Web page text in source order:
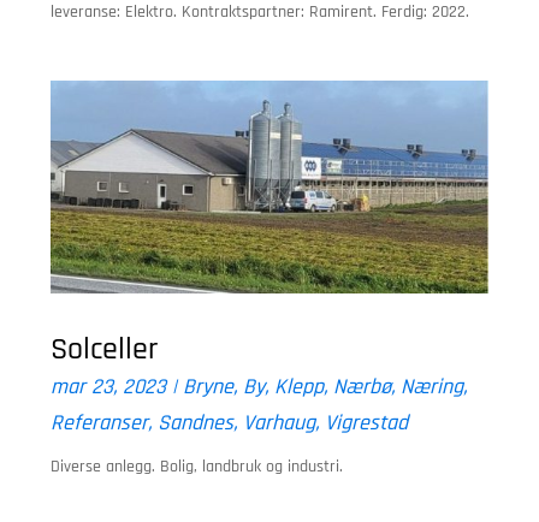
leveranse: Elektro. Kontraktspartner: Ramirent. Ferdig: 2022.
Solceller
mar 23, 2023|Bryne, By, Klepp, Nærbø, Næring,
Referanser, Sandnes, Varhaug, Vigrestad
Diverse anlegg. Bolig, landbruk og industri.